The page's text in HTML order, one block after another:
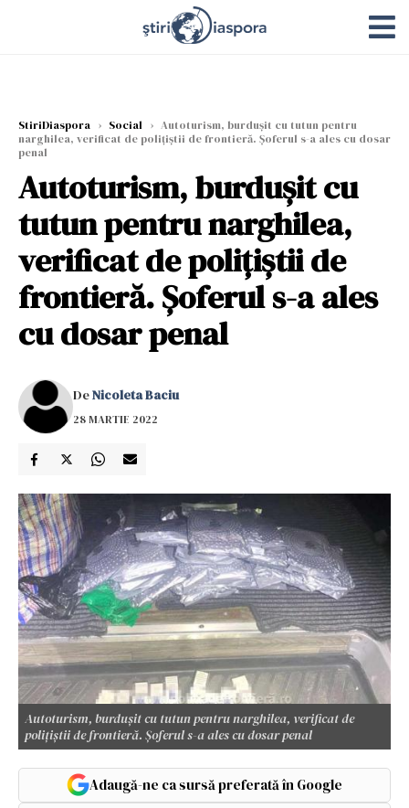
StiriDiaspora › Social › Autoturism, burdușit cu tutun pentru
narghilea, verificat de polițiștii de frontieră. Șoferul s-a ales cu dosar
penal
Autoturism, burdușit cu
tutun pentru narghilea,
verificat de polițiștii de
frontieră. Șoferul s-a ales
cu dosar penal
DeNicoleta Baciu
28 MARTIE 2022
Autoturism, burdușit cu tutun pentru narghilea, verificat de
polițiștii de frontieră. Șoferul s-a ales cu dosar penal
Adaugă-ne ca sursă preferată în Google